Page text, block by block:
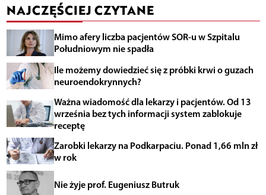
NAJCZĘŚCIEJ CZYTANE
Mimo afery liczba pacjentów SOR-u w Szpitalu
Południowym nie spadła
Ile możemy dowiedzieć się z próbki krwi o guzach
neuroendokrynnych?
Ważna wiadomość dla lekarzy i pacjentów. Od 13
września bez tych informacji system zablokuje
receptę
Zarobki lekarzy na Podkarpaciu. Ponad 1,66 mln zł
w rok
Nie żyje prof. Eugeniusz Butruk